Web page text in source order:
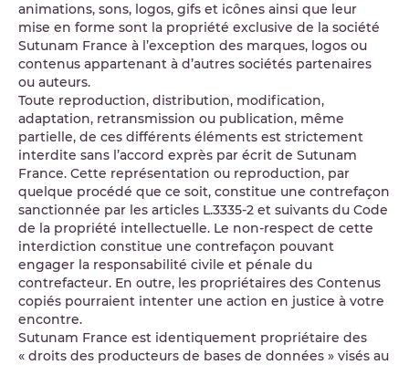
animations, sons, logos, gifs et icônes ainsi que leur
mise en forme sont la propriété exclusive de la société
Sutunam France à l’exception des marques, logos ou
contenus appartenant à d’autres sociétés partenaires
ou auteurs.
Toute reproduction, distribution, modification,
adaptation, retransmission ou publication, même
partielle, de ces différents éléments est strictement
interdite sans l’accord exprès par écrit de Sutunam
France. Cette représentation ou reproduction, par
quelque procédé que ce soit, constitue une contrefaçon
sanctionnée par les articles L.3335-2 et suivants du Code
de la propriété intellectuelle. Le non-respect de cette
interdiction constitue une contrefaçon pouvant
engager la responsabilité civile et pénale du
contrefacteur. En outre, les propriétaires des Contenus
copiés pourraient intenter une action en justice à votre
encontre.
Sutunam France est identiquement propriétaire des
« droits des producteurs de bases de données » visés au